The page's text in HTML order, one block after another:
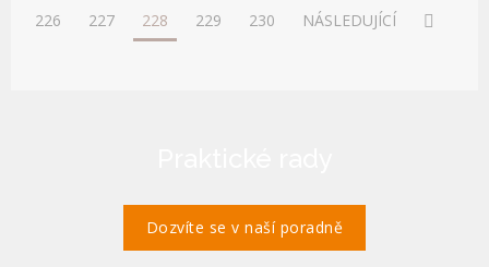
226 227 228 229 230 NÁSLEDUJÍCÍ
Dozvíte se v naší poradně